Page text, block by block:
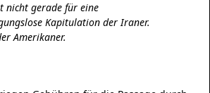
nicht gerade für eine
Kapitulation der Iraner.
Amerikaner.